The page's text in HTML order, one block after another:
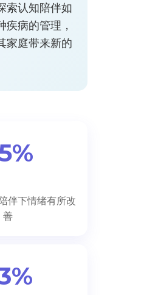
索认知陪伴如
疾病的管理，
家庭带来新的
伴下情绪有所改
善